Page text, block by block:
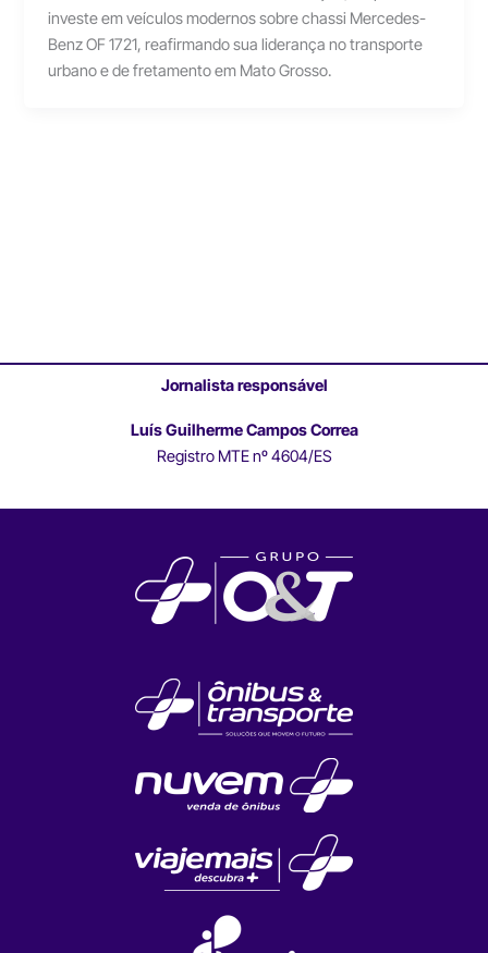
investe em veículos modernos sobre chassi Mercedes-
Benz OF 1721, reafirmando sua liderança no transporte
urbano e de fretamento em Mato Grosso.
Jornalista responsável
Luís Guilherme Campos Correa
Registro MTE nº 4604/ES